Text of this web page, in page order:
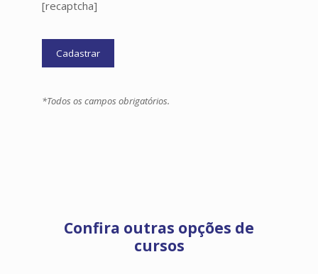
[recaptcha]
*Todos os campos obrigatórios.
Confira outras opções de
cursos